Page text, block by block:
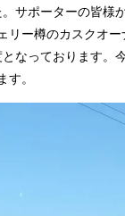
サポーターの皆様
リー樽のカスクオ
なっております
す。